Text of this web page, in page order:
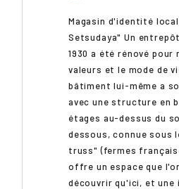
Magasin d'identité
Setsudaya" Un
1930 a été rénové pour
valeurs et le mode de
bâtiment lui-même a
avec une structure en
étages au-dessus du
dessous, connue sous
truss" (fermes
offre un espace que
découvrir qu'ici, et une